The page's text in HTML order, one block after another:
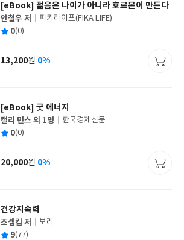
[eBook] 젊음은 나이가 아니라 호르몬이 만든다
글
쓴
안철우 저
출
사
피카라이프(FIKA LIFE)
평 0(0)
가
13,200원 0%
[eBook] 굿 에너지
글
쓴
캘리 민스 외 1명
출
사
한국경제신문
평 0(0)
가
20,000원 0%
건강지속력
글
쓴
조셉킴 저
출
보리
평 9(77)